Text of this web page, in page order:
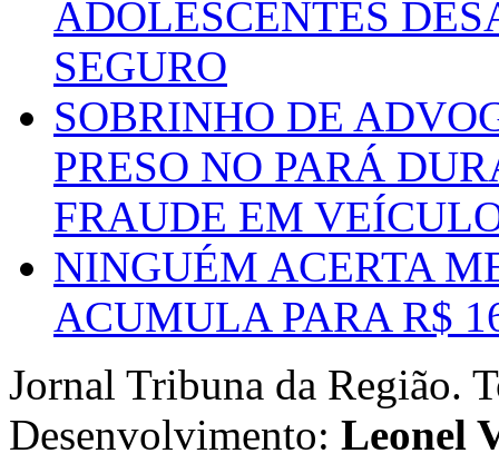
ADOLESCENTES
SEGURO
SOBRINHO DE
PRESO NO PARÁ
FRAUDE EM
NINGUÉM ACERTA
ACUMULA PARA R$
Jornal Tribuna da Região.
Desenvolvimento: Leonel